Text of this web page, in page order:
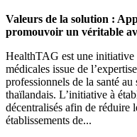
Valeurs de la solution :
promouvoir un véritable
HealthTAG est une initiative
médicales issue de
professionnels de la santé
thaïlandais. L’initiative à
décentralisés afin de réduire
établissements de...